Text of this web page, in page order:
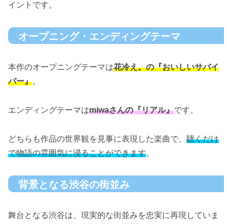
イントです。
オープニング・エンディングテーマ
本作のオープニングテーマは花冷え。の『おいしいサバイ
バー』。
エンディングテーマはmiwaさんの『リアル』です。
どちらも作品の世界観を見事に表現した楽曲で、 聴くだけ
で物語の雰囲気に浸ることができます。
背景となる渋谷の街並み
舞台となる渋谷は、現実的な街並みを忠実に再現していま